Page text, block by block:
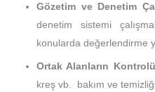
Gözetim ve Denetim
denetim sistemi
konularda değerlendirme
Ortak Alanların
kreş vb. bakım ve